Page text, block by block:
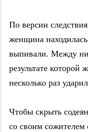
По версии
женщина
выпивали. Между
результате которой
несколько раз
Чтобы скрыть
со своим